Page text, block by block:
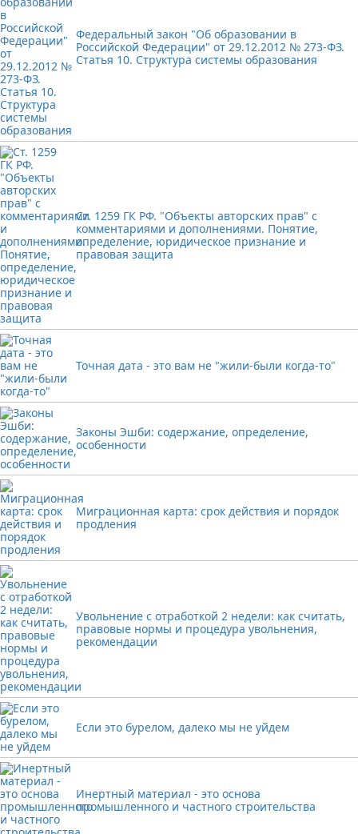
Федеральный закон "Об образовании в
Российской Федерации" от 29.12.2012 № 273-ФЗ.
Статья 10. Структура системы образования
Ст. 1259 ГК РФ. "Объекты авторских прав" с
комментариями и дополнениями. Понятие,
определение, юридическое признание и
правовая защита
Точная дата - это вам не "жили-были когда-то"
Законы Эшби: содержание, определение,
особенности
Миграционная карта: срок действия и порядок
продления
Увольнение с отработкой 2 недели: как считать,
правовые нормы и процедура увольнения,
рекомендации
Если это бурелом, далеко мы не уйдем
Инертный материал - это основа
промышленного и частного строительства